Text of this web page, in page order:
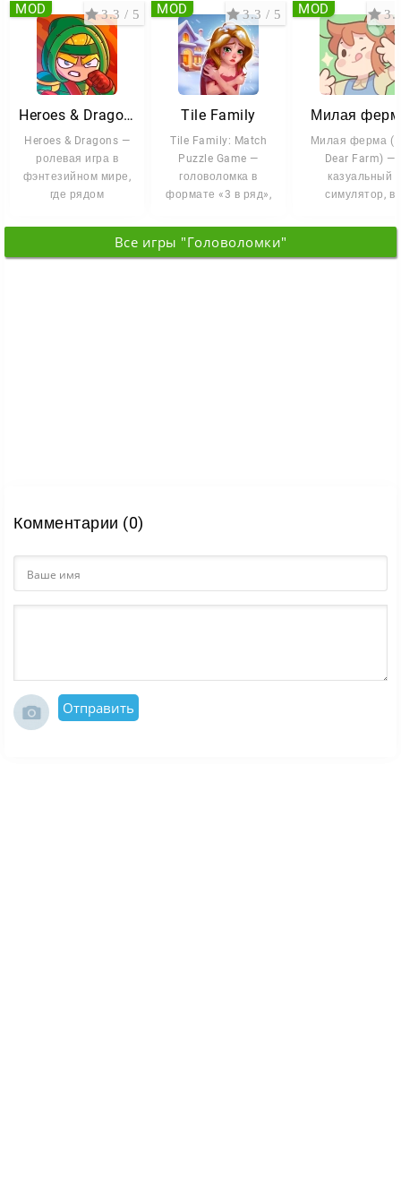
Heroes & Dragons
Heroes & Dragons —
ролевая игра в
фэнтезийном мире,
где рядом
древние тайны,
3.3 / 5
MOD
Tile Family
Tile Family: Match
Puzzle Game —
головоломка в
формате «3 в ряд»,
сопоставлять
плитки.
3.3 / 5
MOD
Милая
Милая ферма
Dear Farm) —
казуальный
симулятор, в
жизнь
MOD
Все игры "Головоломки"
Комментарии (0)
Отправить